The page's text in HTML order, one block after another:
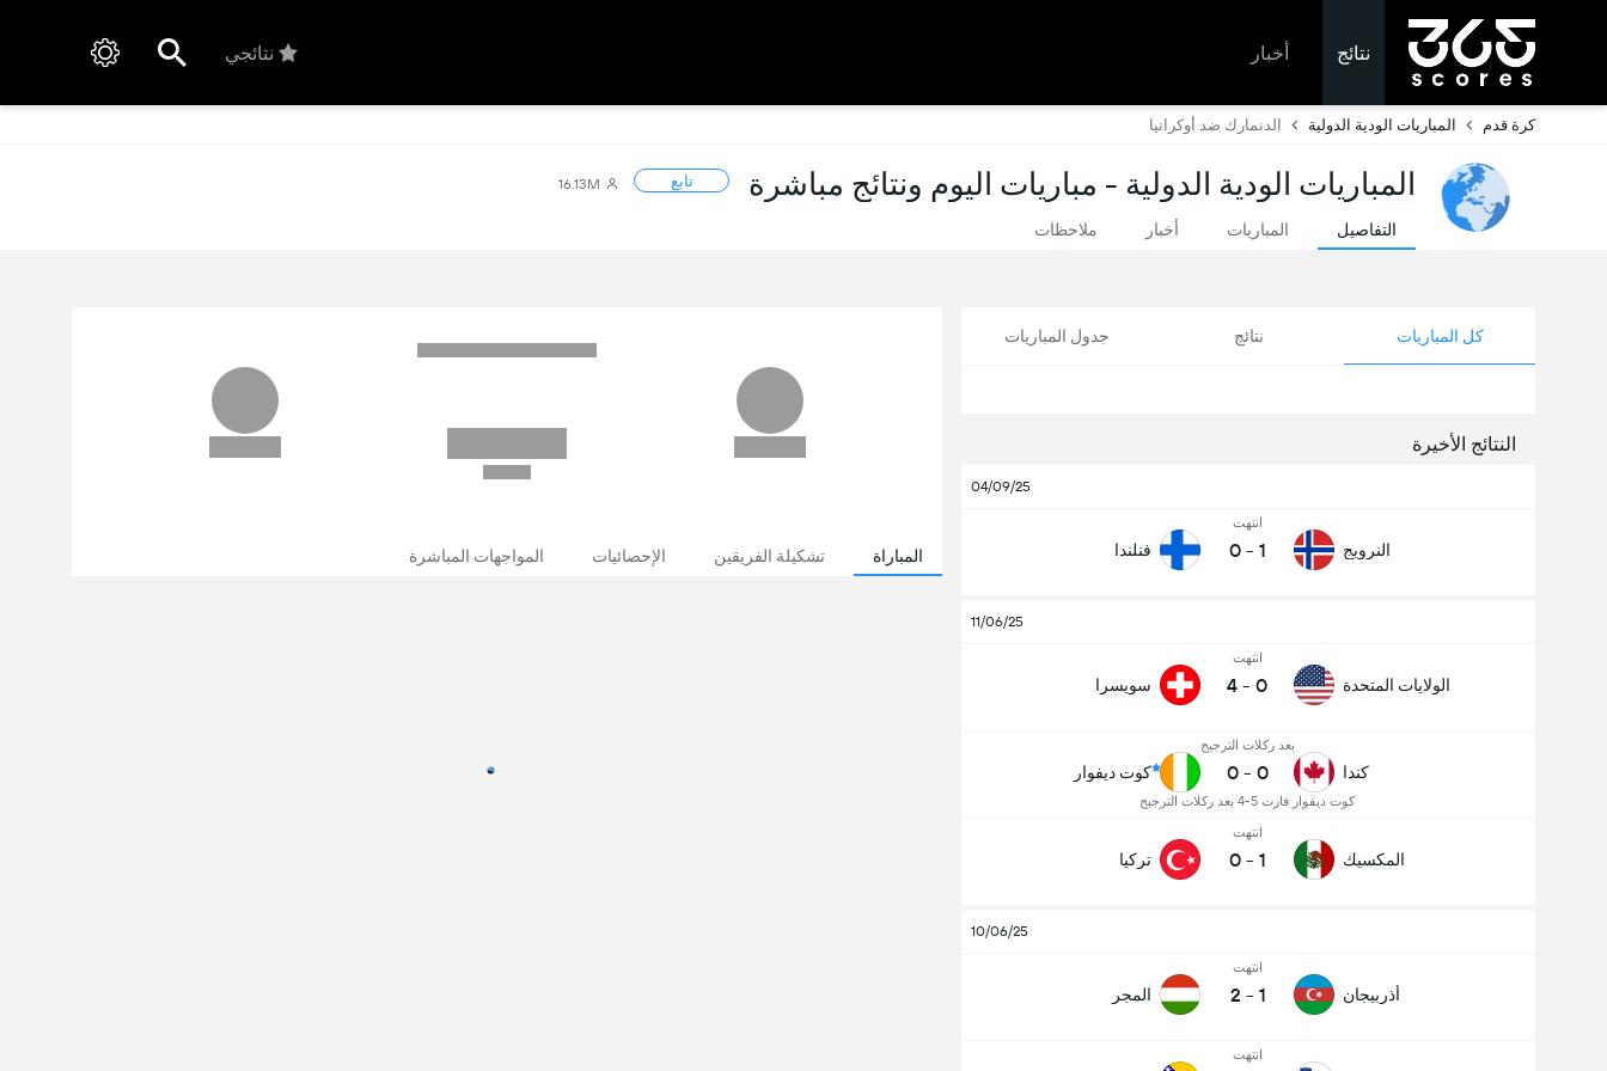
نتائج أخبار نتائجي
كرة قدم المباريات الودية الدولية الدنمارك ضد أوكرانيا
المباريات الودية الدولية - مباريات اليوم ونتائج مباشرة تابع 16.13M
التفاصيل المباريات أخبار ملاحظات
كل المباريات نتائج جدول المباريات
النتائج الأخيرة
04/09/25
النرويج
انتهت
1
-
0 فنلندا
11/06/25
الولايات المتحدة
انتهت
0
-
4 سويسرا
كندا
بعد ركلات الترجيح
0
-
0
كوت ديفوار فازت 5-4 بعد ركلات الترجيح
كوت ديفوار
المكسيك
انتهت
1
-
0 تركيا
10/06/25
أذربيجان
انتهت
1
-
2 المجر
انتهت
المباراة تشكيلة الفريقين الإحصائيات المواجهات المباشرة